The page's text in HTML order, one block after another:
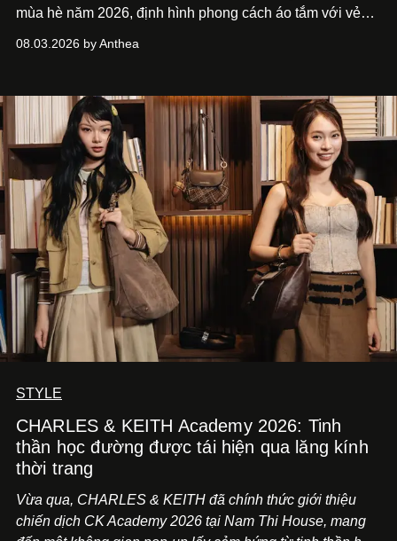
mùa hè năm 2026, định hình phong cách áo tắm với vẻ
08.03.2026 by Anthea
STYLE
CHARLES & KEITH Academy 2026: Tinh
thần học đường được tái hiện qua lăng kính
thời trang
Vừa qua, CHARLES & KEITH đã chính thức giới thiệu
chiến dịch CK Academy 2026 tại Nam Thi House, mang